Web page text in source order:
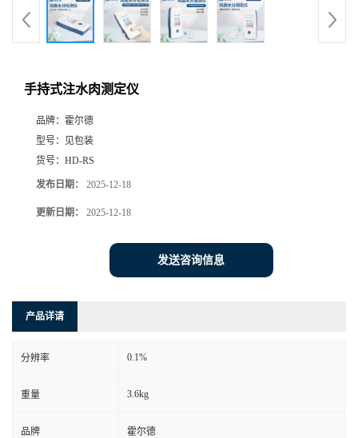
手持式注水肉测定仪
品牌： 霍尔德
型号：
见包装
货号： HD-RS
发布日期： 2025-12-18
更新日期： 2025-12-18
发送咨询信息
产品详请
分辨率 0.1%
重量 3.6kg
品牌 霍尔德